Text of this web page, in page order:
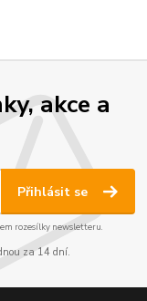
akce a
Přihlásit se
rozesílky newsletteru.
za 14 dní.